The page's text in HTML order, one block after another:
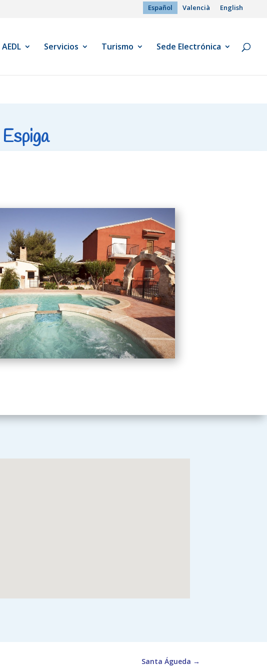
Español Valencià English
AEDL Servicios Turismo Sede Electrónica
Santa Águeda →